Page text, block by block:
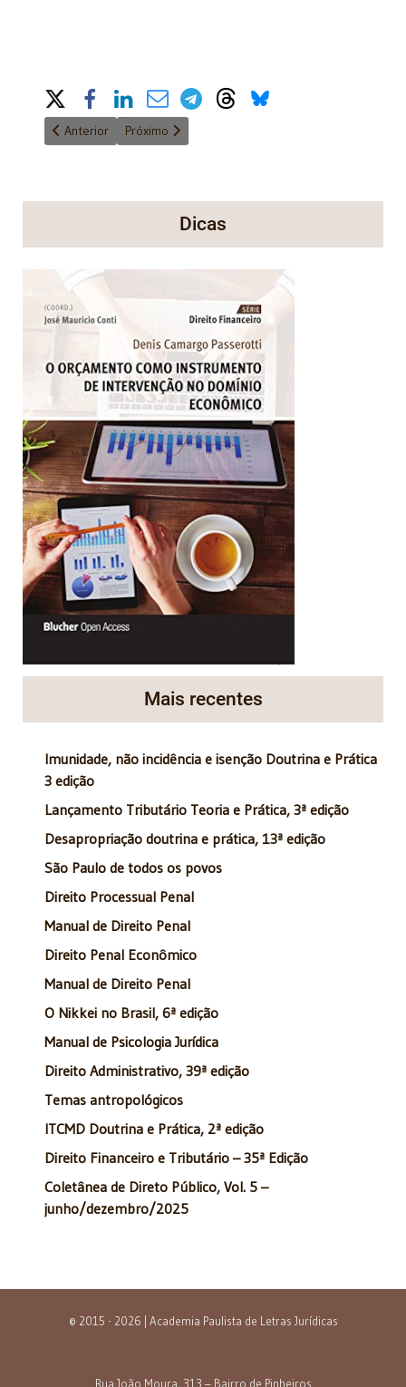
Share on Social Media
Artigo anterior: Título: Literatura, direito e Fraternidade
Anterior Próximo artigo: Título: Direito Financeiro e
Próximo
Dicas
Mais recentes
Imunidade, não incidência e isenção Doutrina e Prática
3 edição
Lançamento Tributário Teoria e Prática, 3ª edição
Desapropriação doutrina e prática, 13ª edição
São Paulo de todos os povos
Direito Processual Penal
Manual de Direito Penal
Direito Penal Econômico
Manual de Direito Penal
O Nikkei no Brasil, 6ª edição
Manual de Psicologia Jurídica
Direito Administrativo, 39ª edição
Temas antropológicos
ITCMD Doutrina e Prática, 2ª edição
Direito Financeiro e Tributário – 35ª Edição
Coletânea de Direto Público, Vol. 5 –
junho/dezembro/2025
© 2015 - 2026 | Academia Paulista de Letras Jurídicas
Rua João Moura, 313 – Bairro de Pinheiros